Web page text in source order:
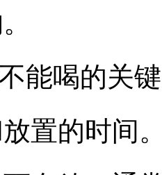
能喝的关
置的时间